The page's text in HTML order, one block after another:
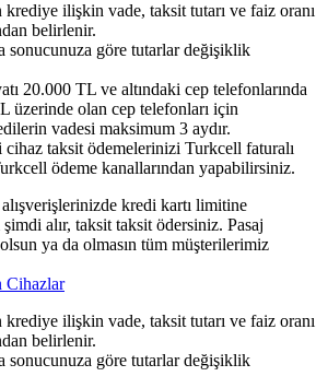
ilişkin vade, taksit tutarı ve faiz oranı
belirlenir.
sonucunuza göre tutarlar değişiklik
20.000 TL ve altındaki cep telefonlarında
üzerinde olan cep telefonları için
vadesi maksimum 3 aydır.
taksit ödemelerinizi Turkcell faturalı
ödeme kanallarından yapabilirsiniz.
alışverişlerinizde kredi kartı limitine
alır, taksit taksit ödersiniz. Pasaj
ya da olmasın tüm müşterilerimiz
Cihazlar
ilişkin vade, taksit tutarı ve faiz oranı
belirlenir.
sonucunuza göre tutarlar değişiklik